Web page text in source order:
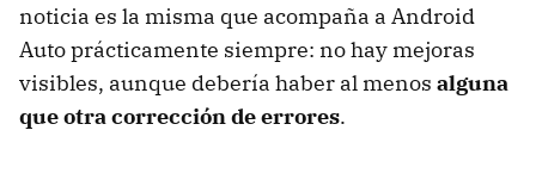
noticia es la misma que acompaña a Android
Auto prácticamente siempre: no hay mejoras
visibles, aunque debería haber al menos alguna
que otra corrección de errores.